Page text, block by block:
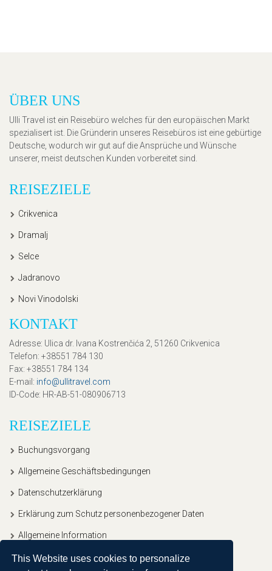
This Website uses cookies to personalize
ÜBER UNS
Ulli Travel ist ein Reisebüro welches für den europäischen Markt
spezialisert ist. Die Gründerin unseres Reisebüros ist eine gebürtige
Deutsche, wodurch wir gut auf die Ansprüche und Wünsche
unserer, meist deutschen Kunden vorbereitet sind.
REISEZIELE
Crikvenica
Dramalj
Selce
Jadranovo
Novi Vinodolski
KONTAKT
Adresse: Ulica dr. Ivana Kostrenčića 2, 51260 Crikvenica
Telefon: +38551 784 130
Fax: +38551 784 134
E-mail : info@ullitravel.com
ID-Code: HR-AB-51-080906713
REISEZIELE
Buchungsvorgang
Allgemeine Geschäftsbedingungen
Datenschutzerklärung
Erklärung zum Schutz personenbezogener Daten
Allgemeine Information